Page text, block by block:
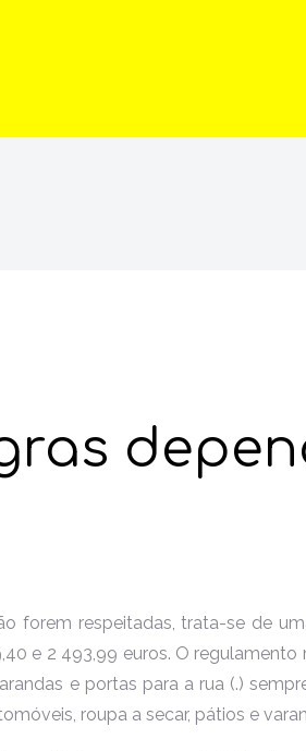
forem respeitadas, trata-se de
e 2 493,99 euros. O
e portas para a rua (.)
roupa a secar, pátios e